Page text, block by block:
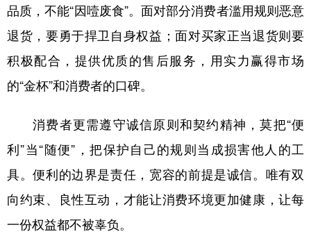
品质，不能“因噎废食”。面对部分消费者滥用规则恶意
退货，要勇于捍卫自身权益；面对买家正当退货则要
积极配合，提供优质的售后服务，用实力赢得市场
的“金杯”和消费者的口碑。
消费者更需遵守诚信原则和契约精神，莫把“便
利”当“随便”，把保护自己的规则当成损害他人的工
具。便利的边界是责任，宽容的前提是诚信。唯有双
向约束、良性互动，才能让消费环境更加健康，让每
一份权益都不被辜负。